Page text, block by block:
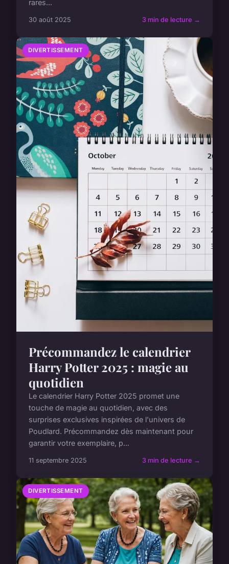
rares...
30 août 2025 3 min de lecture →
DIVERTISSEMENT
Précommandez le calendrier
Harry Potter 2025 : magie au
quotidien
Le calendrier Harry Potter 2025 promet une
touche de magie au quotidien, avec des
surprises exclusives inspirées de l'univers de
Poudlard. Précommandez dès maintenant pour
garantir votre exemplaire, p...
11 septembre 2025 3 min de lecture →
DIVERTISSEMENT